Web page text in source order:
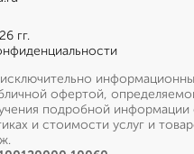
гг.
офертой,
подробной информации
и стоимости услуг и